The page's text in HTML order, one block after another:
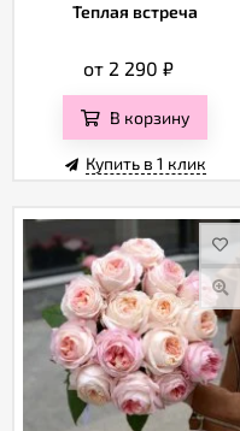
Теплая встреча
от 2 290 ₽
В корзину
Купить в 1 клик